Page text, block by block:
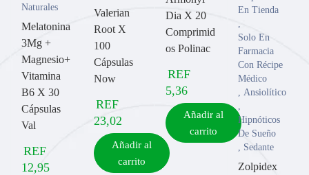
Naturales
Melatonina
3Mg +
Magnesio+
Vitamina
B6 X 30
Cápsulas
Val
REF
12,95
Valerian
Root X
100
Cápsulas
Now
REF
23,02
Añadir al
carrito
Dia X 20
Comprimid
os Polinac
REF
5,36
Añadir al
carrito
En Tienda
Solo En
Farmacia
Con Récipe
Médico
Ansiolítico
Hipnóticos
De Sueño
Sedante
Zolpidex